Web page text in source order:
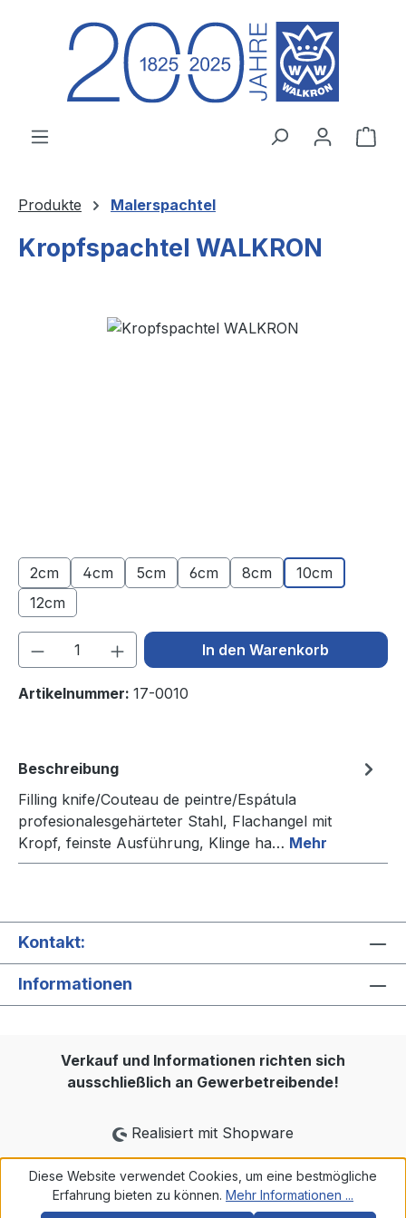
Zum Hauptinhalt springen
Produkte Malerspachtel
Kropfspachtel WALKRON
Bildergalerie überspringen
2cm 4cm 5cm 6cm 8cm
10cm
12cm
Produkt Anzahl: Gib denIn den Warenkorb
Artikelnummer: 17-0010
Beschreibung
Filling knife/Couteau de peintre/Espátula
profesionalesgehärteter Stahl, Flachangel mit
Kropf, feinste Ausführung, Klinge ha… Mehr
Kontakt:
Informationen
Verkauf und Informationen richten sich
ausschließlich an Gewerbetreibende!
Realisiert mit Shopware
Diese Website verwendet Cookies, um eine bestmögliche
Erfahrung bieten zu können. Mehr Informationen ...